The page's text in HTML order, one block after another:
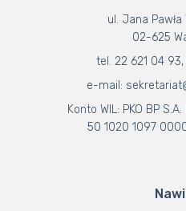
ul. Jana Pawła
02-625
tel. 22 621 04 93,
e-mail:
Konto WIL: PKO BP
50 1020 1097